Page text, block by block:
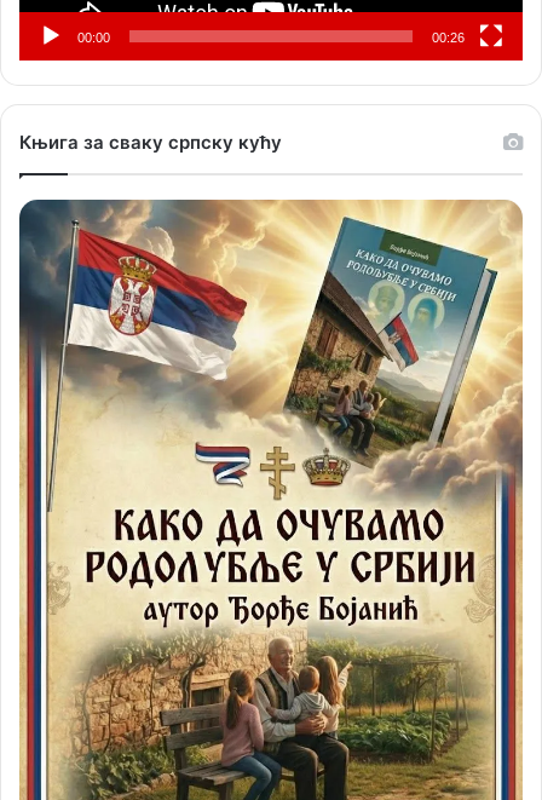
00:00 00:26
Књига за сваку српску кућу